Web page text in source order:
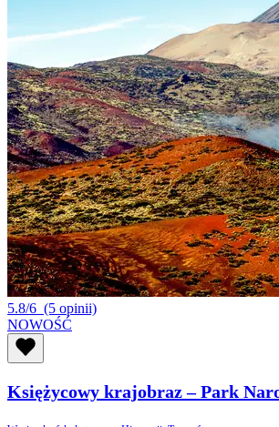
5.8/6 (5 opinii)
NOWOŚĆ
Księżycowy krajobraz – Park